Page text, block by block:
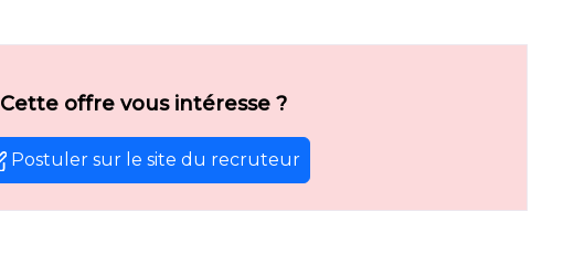
Cette offre vous intéresse ?
Postuler sur le site du recruteur